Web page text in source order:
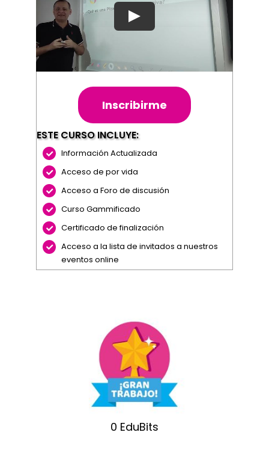
Inscribirme
ESTE CURSO INCLUYE:
Información Actualizada
Acceso de por vida
Acceso a Foro de discusión
Curso Gammificado
Certificado de finalización
Acceso a la lista de invitados a nuestros
eventos online
0 EduBits